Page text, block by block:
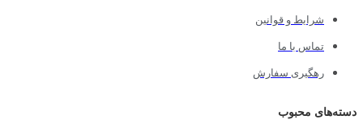
شرایط و قوانین
تماس با ما
رهگیری سفارش
دسته‌های محبوب